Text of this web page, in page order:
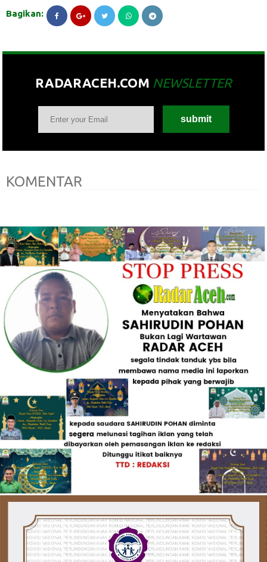
Bagikan:
RADARACEH.COM NEWSLETTER
KOMENTAR